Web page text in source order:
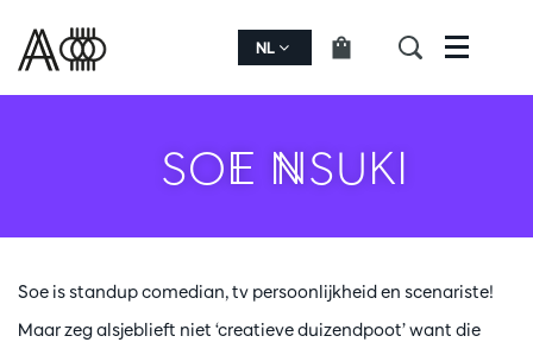
NL Menu
SOE NSUKI
Soe is standup comedian, tv persoonlijkheid en scenariste!
Maar zeg alsjeblieft niet ‘creatieve duizendpoot’ want die